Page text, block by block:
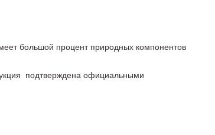
большой процент природных компонентов
подтверждена официальными